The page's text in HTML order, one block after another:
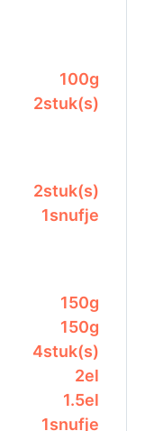
100g
2stuk(s)
2stuk(s)
1snufje
150g
150g
4stuk(s)
2el
1.5el
1snufje